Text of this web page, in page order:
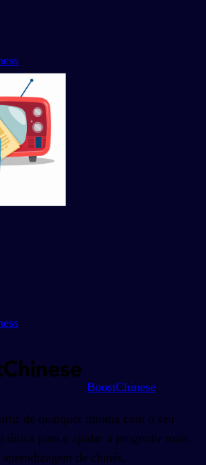
BoostChinese
de qualquer idioma com o seu
única para o ajudar a progredir mais
de chinês.